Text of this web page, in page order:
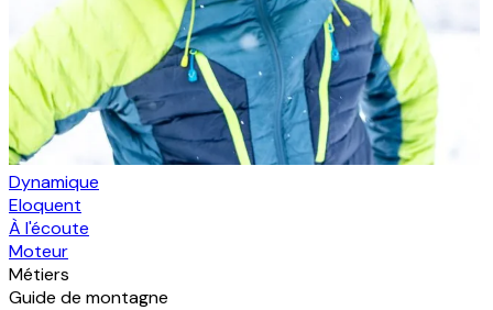
Dynamique
Eloquent
À l'écoute
Moteur
Métiers
Guide de montagne